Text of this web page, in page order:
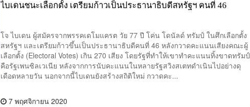
ไบเดนชนะเลือกตั้ง เตรียมก้าวเป็นประธานาธิบดีสหรัฐฯ คนที่ 46
โจ ไบเดน ผู้สมัครจากพรรคเดโมแครต วัย 77 ปี โค่น โดนัลด์ ทรัมป์ ในศึกเลือกตั้ง
สหรัฐฯ และเตรียมก้าวขึ้นเป็นประธานาธิบดีคนที่ 46 หลังกวาดคะแนนเสียงคณะผู้
เลือกตั้ง (Electoral Votes) เกิน 270 เสียง โดยรัฐที่ทำให้เขาทำคะแนนทิ้งขาดทรัมป์
คือรัฐเพนซิลเวเนีย หลังจากการนับคะแนนในหลายรัฐสวิงสเตทดำเนินไปอย่างดุ
เดือดหลายวัน นอกจากนี้ไบเดนยังสร้างสถิติใหม่ กวาดคะ...
7 พฤศจิกายน 2020